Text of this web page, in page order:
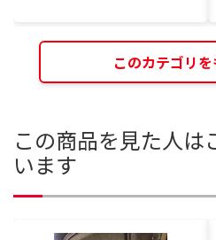
このカテゴリ
この商品を見た人は
います